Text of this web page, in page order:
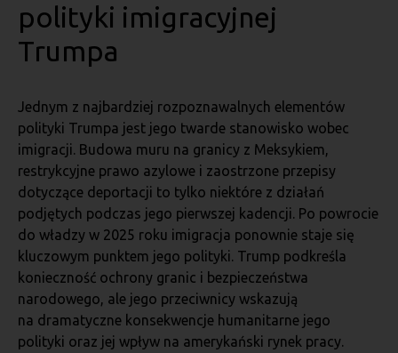
polityki imigracyjnej
Trumpa
Jednym z najbardziej rozpoznawalnych elementów
polityki Trumpa jest jego twarde stanowisko wobec
imigracji. Budowa muru na granicy z Meksykiem,
restrykcyjne prawo azylowe i zaostrzone przepisy
dotyczące deportacji to tylko niektóre z działań
podjętych podczas jego pierwszej kadencji. Po powrocie
do władzy w 2025 roku imigracja ponownie staje się
kluczowym punktem jego polityki. Trump podkreśla
konieczność ochrony granic i bezpieczeństwa
narodowego, ale jego przeciwnicy wskazują
na dramatyczne konsekwencje humanitarne jego
polityki oraz jej wpływ na amerykański rynek pracy.